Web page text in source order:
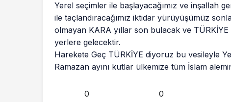
Yerel seçimler ile başlayacağımız ve inşallah
ile taçlandıracağımız iktidar yürüyüşümüz
olmayan KARA yıllar son bulacak ve
yerlere gelecektir.
Harekete Geç TÜRKİYE diyoruz bu vesileyle
Ramazan ayını kutlar ülkemize tüm İslam
0 0